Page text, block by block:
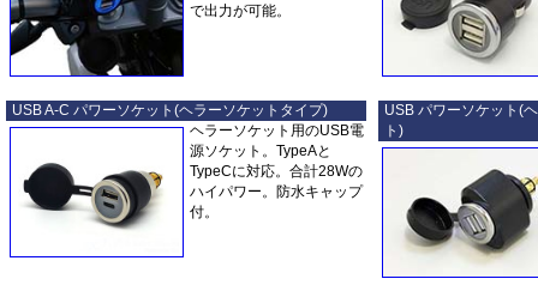
で出力が可能。
USB A-C パワーソケット(ヘラーソケットタイプ)
ヘラーソケット用のUSB電
源ソケット。TypeAと
TypeCに対応。合計28Wの
ハイパワー。防水キャップ
付。
USB パワーソケット(
ト)